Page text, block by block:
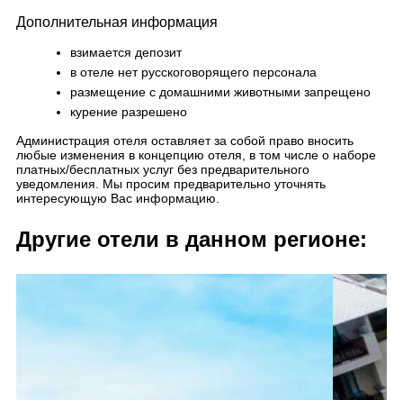
Дополнительная информация
взимается депозит
в отеле нет русскоговорящего персонала
размещение с домашними животными запрещено
курение разрешено
Администрация отеля оставляет за собой право вносить
любые изменения в концепцию отеля, в том числе о наборе
платных/бесплатных услуг без предварительного
уведомления. Мы просим предварительно уточнять
интересующую Вас информацию.
Другие отели в данном регионе: